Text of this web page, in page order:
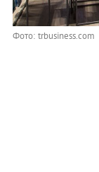
Фото: trbusiness.com